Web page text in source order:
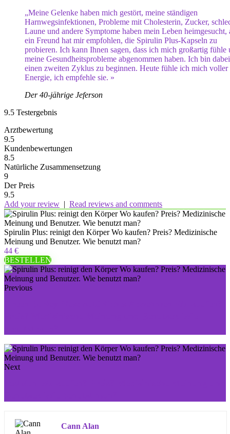
„Meine Gelenke haben mich gestört, meine ständigen
Harnwegsinfektionen, Probleme mit Cholesterin, Zucker,
Laune und andere Symptome haben mein Leben heimgesucht,
ein Freund hat mir empfohlen, die Spirulin Plus-Kapseln zu
probieren. Ich kann Ihnen sagen, dass ich mich großartig fühle
meine Gesundheitsprobleme abgenommen haben. Ich bin
einen zweiten Zyklus zu beginnen. Heute fühle ich mich voller
Energie, ich empfehle sie. »
Der 40-jährige Jeferson
9.5 Testergebnis
Arztbewertung
9.5
Kundenbewertungen
8.5
Natürliche Zusammensetzung
9
Der Preis
9.5
Add your review | Read reviews and comments
Spirulin Plus: reinigt den Körper Wo kaufen? Preis? Medizinische
Meinung und Benutzer. Wie benutzt man?
44 €
BESTELLEN
Previous
Next
Cann Alan